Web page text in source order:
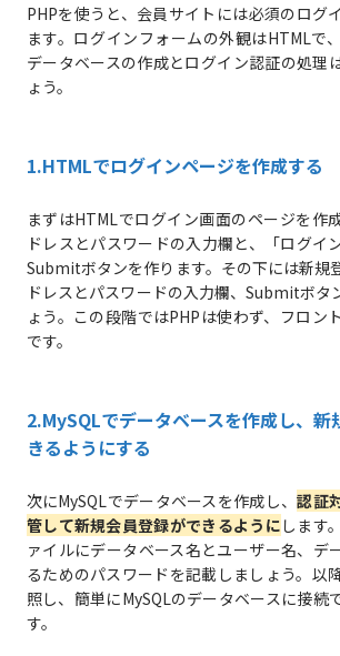
PHPを使うと、会員サイトには必須のログ
ます。ログインフォームの外観はHTMLで
データベースの作成とログイン認証の処理
ょう。
1.HTMLでログインページを作成する
まずはHTMLでログイン画面のページを作
ドレスとパスワードの入力欄と、「ログイ
Submitボタンを作ります。その下には新規
ドレスとパスワードの入力欄、Submitボタ
ょう。この段階ではPHPは使わず、フロン
です。
2.MySQLでデータベースを作成し、新
きるようにする
次にMySQLでデータベースを作成し、認証
管して新規会員登録ができるように します
ァイルにデータベース名とユーザー名、デ
るためのパスワードを記載しましょう。以
照し、簡単にMySQLのデータベースに接続
す。